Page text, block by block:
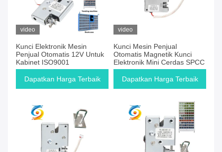
video
Kunci Elektronik Mesin
Penjual Otomatis 12V Untuk
Kabinet ISO9001
Dapatkan Harga Terbaik
video
Kunci Mesin Penjual
Otomatis Magnetik Kunci
Elektronik Mini Cerdas SPCC
Dapatkan Harga Terbaik